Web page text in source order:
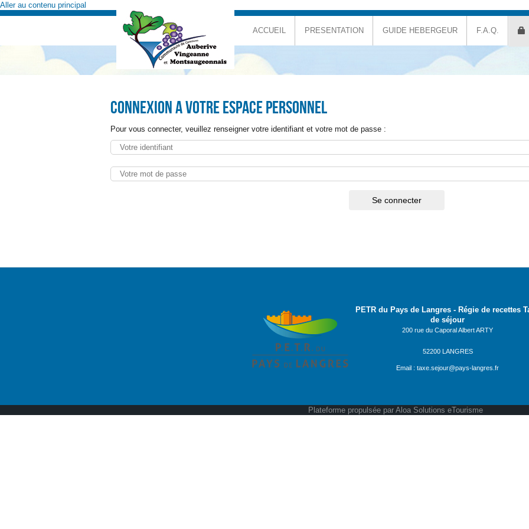
Aller au contenu principal
ACCUEIL PRESENTATION GUIDE HEBERGEUR F.A.Q.
Connexion a votre espace personnel
Pour vous connecter, veuillez renseigner votre identifiant et votre mot de passe :
Se connecter
PETR du Pays de Langres - Régie de recettes
de séjour
200 rue du Caporal Albert ARTY
52200 LANGRES
Email : taxe.sejour@pays-langres.fr
Plateforme propulsée par Aloa Solutions eTourisme